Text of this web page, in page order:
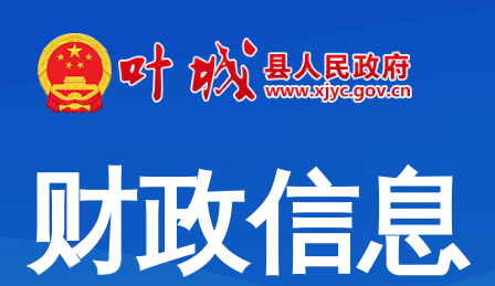
财政信息